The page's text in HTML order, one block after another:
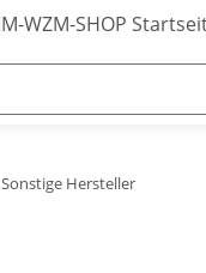
Sonstige Hersteller